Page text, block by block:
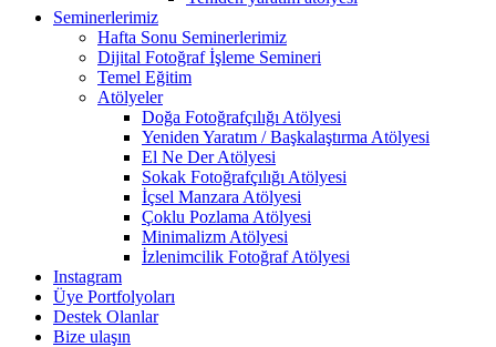
Seminerlerimiz
Hafta Sonu Seminerlerimiz
Dijital Fotoğraf İşleme Semineri
Temel Eğitim
Atölyeler
Doğa Fotoğrafçılığı Atölyesi
Yeniden Yaratım / Başkalaştırma Atölyesi
El Ne Der Atölyesi
Sokak Fotoğrafçılığı Atölyesi
İçsel Manzara Atölyesi
Çoklu Pozlama Atölyesi
Minimalizm Atölyesi
İzlenimcilik Fotoğraf Atölyesi
Instagram
Üye Portfolyoları
Destek Olanlar
Bize ulaşın